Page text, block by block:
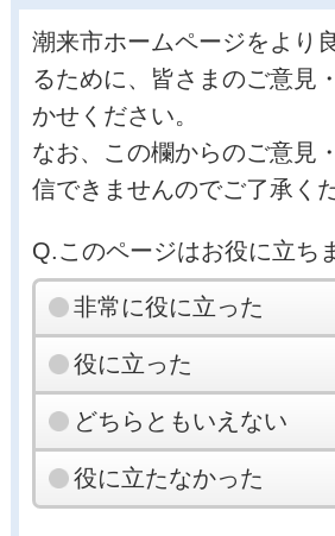
潮来市ホームページをより
るために、皆さまのご意見
かせください。
なお、この欄からのご意見
信できませんのでご了承く
Q.このページはお役に立ち
非常に役に立った
役に立った
どちらともいえない
役に立たなかった